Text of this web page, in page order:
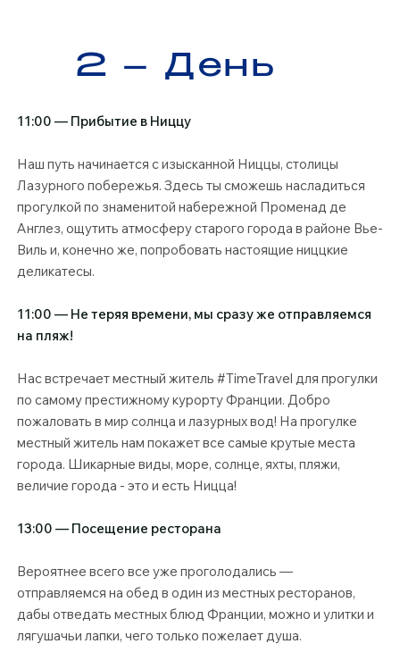
2 – День
11:00 — Прибытие в Ниццу
Наш путь начинается с изысканной Ниццы, столицы
Лазурного побережья. Здесь ты сможешь насладиться
прогулкой по знаменитой набережной Променад де
Англез, ощутить атмосферу старого города в районе Вье-
Виль и, конечно же, попробовать настоящие ниццкие
деликатесы.
11:00 — Не теряя времени, мы сразу же отправляемся
на пляж!
Нас встречает местный житель #TimeTravel для прогулки
по самому престижному курорту Франции. Добро
пожаловать в мир солнца и лазурных вод!​ На прогулке
местный житель нам покажет все самые крутые места
города. Шикарные виды, море, солнце, яхты, пляжи,
величие города - это и есть Ницца!
13:00 — Посещение ресторана
Вероятнее всего все уже проголодались —
отправляемся на обед в один из местных ресторанов,
дабы отведать местных блюд Франции, можно и улитки и
лягушачьи лапки, чего только пожелает душа.